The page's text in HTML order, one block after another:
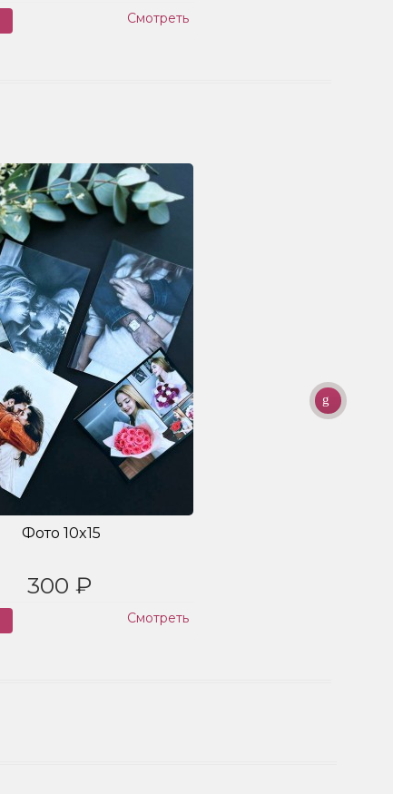
Смотреть
Фото 10x15
300 ₽
Смотреть